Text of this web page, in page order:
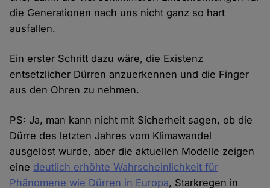
die Generationen nach uns nicht ganz so hart
ausfallen.
Ein erster Schritt dazu wäre, die Existenz
entsetzlicher Dürren anzuerkennen und die Finger
aus den Ohren zu nehmen.
PS: Ja, man kann nicht mit Sicherheit sagen, ob die
Dürre des letzten Jahres vom Klimawandel
ausgelöst wurde, aber die aktuellen Modelle zeigen
eine deutlich erhöhte Wahrscheinlichkeit für
Phänomene wie Dürren in Europa, Starkregen in